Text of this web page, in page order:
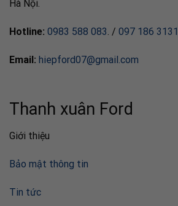
Hà Nội.
Hotline: 0983 588 083. / 097 186 3131
Email: hiepford07@gmail.com
Thanh xuân Ford
Giới thiệu
Bảo mật thông tin
Tin tức